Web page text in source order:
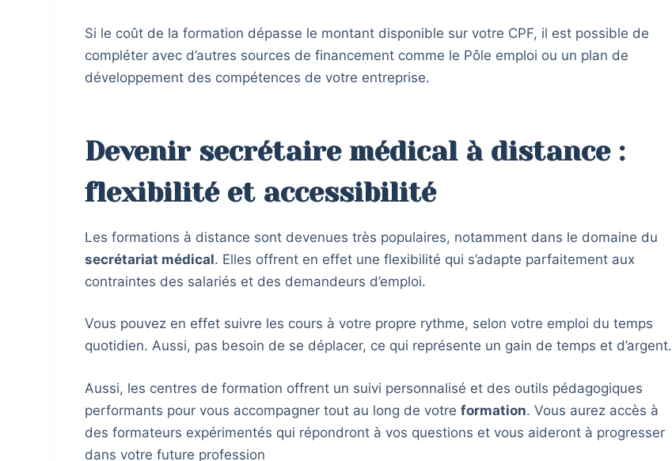
Si le coût de la formation dépasse le montant disponible sur votre CPF, il est possible de
compléter avec d’autres sources de financement comme le Pôle emploi ou un plan de
développement des compétences de votre entreprise.
Devenir secrétaire médical à distance :
flexibilité et accessibilité
Les formations à distance sont devenues très populaires, notamment dans le domaine du
secrétariat médical. Elles offrent en effet une flexibilité qui s’adapte parfaitement aux
contraintes des salariés et des demandeurs d’emploi.
Vous pouvez en effet suivre les cours à votre propre rythme, selon votre emploi du temps
quotidien. Aussi, pas besoin de se déplacer, ce qui représente un gain de temps et d’argent.
Aussi, les centres de formation offrent un suivi personnalisé et des outils pédagogiques
performants pour vous accompagner tout au long de votreformation. Vous aurez accès à
des formateurs expérimentés qui répondront à vos questions et vous aideront à progresser
dans votre future profession